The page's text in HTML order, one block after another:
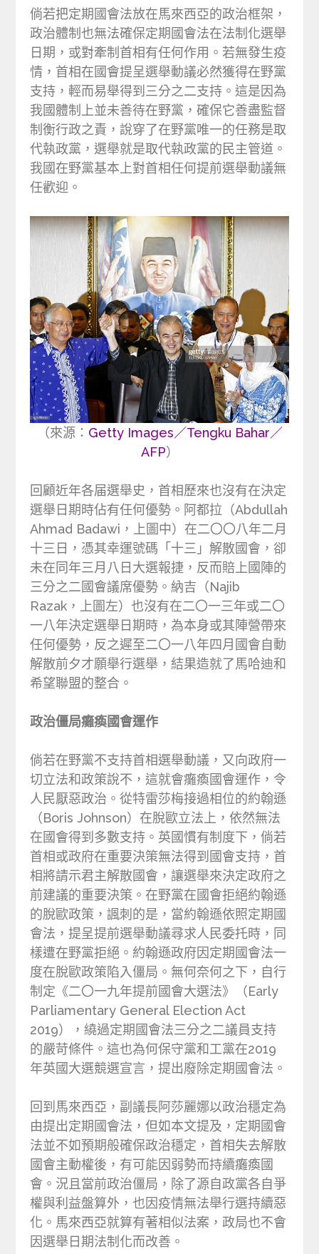
倘若把定期國會法放在馬來西亞的政治框架，
政治體制也無法確保定期國會法在法制化選舉
日期，或對牽制首相有任何作用。若無發生疫
情，首相在國會提呈選舉動議必然獲得在野黨
支持，輕而易舉得到三分之二支持。這是因為
我國體制上並未善待在野黨，確保它善盡監督
制衡行政之責，說穿了在野黨唯一的任務是取
代執政黨，選舉就是取代執政黨的民主管道。
我國在野黨基本上對首相任何提前選舉動議無
任歡迎。
（來源： Getty Images／Tengku Bahar／
AFP）
回顧近年各届選舉史，首相歷來也沒有在決定
選舉日期時佔有任何優勢。阿都拉（Abdullah
Ahmad Badawi，上圖中）在二〇〇八年二月
十三日，憑其幸運號碼「十三」解散國會，卻
未在同年三月八日大選報捷，反而賠上國陣的
三分之二國會議席優勢。納吉（Najib
Razak，上圖左）也沒有在二〇一三年或二〇
一八年決定選舉日期時，為本身或其陣營帶來
任何優勢，反之遲至二〇一八年四月國會自動
解散前夕才願舉行選舉，結果造就了馬哈迪和
希望聯盟的整合。
政治僵局癱瘓國會運作
倘若在野黨不支持首相選舉動議，又向政府一
切立法和政策說不，這就會癱瘓國會運作，令
人民厭惡政治。從特雷莎梅接過相位的約翰遜
（Boris Johnson）在脫歐立法上，依然無法
在國會得到多數支持。英國慣有制度下，倘若
首相或政府在重要決策無法得到國會支持，首
相將請示君主解散國會，讓選舉來決定政府之
前建議的重要決策。在野黨在國會拒絕約翰遜
的脫歐政策，諷刺的是，當約翰遜依照定期國
會法，提呈提前選舉動議尋求人民委托時，同
樣遭在野黨拒絕。約翰遜政府因定期國會法一
度在脫歐政策陷入僵局。無何奈何之下，自行
制定《二〇一九年提前國會大選法》（Early
Parliamentary General Election Act
2019），繞過定期國會法三分之二議員支持
的嚴苛條件。這也為何保守黨和工黨在2019
年英國大選競選宣言，提出廢除定期國會法。
回到馬來西亞，副議長阿莎麗娜以政治穩定為
由提出定期國會法，但如本文提及，定期國會
法並不如預期般確保政治穩定，首相失去解散
國會主動權後，有可能因弱勢而持續癱瘓國
會。況且當前政治僵局，除了源自政黨各自爭
權與利益盤算外，也因疫情無法舉行選持續惡
化。馬來西亞就算有著相似法案，政局也不會
因選舉日期法制化而改善。